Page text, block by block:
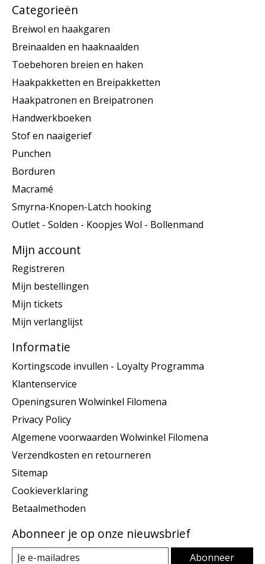
Categorieën
Breiwol en haakgaren
Breinaalden en haaknaalden
Toebehoren breien en haken
Haakpakketten en Breipakketten
Haakpatronen en Breipatronen
Handwerkboeken
Stof en naaigerief
Punchen
Borduren
Macramé
Smyrna-Knopen-Latch hooking
Outlet - Solden - Koopjes Wol - Bollenmand
Mijn account
Registreren
Mijn bestellingen
Mijn tickets
Mijn verlanglijst
Informatie
Kortingscode invullen - Loyalty Programma
Klantenservice
Openingsuren Wolwinkel Filomena
Privacy Policy
Algemene voorwaarden Wolwinkel Filomena
Verzendkosten en retourneren
Sitemap
Cookieverklaring
Betaalmethoden
Abonneer je op onze nieuwsbrief
Abonneer